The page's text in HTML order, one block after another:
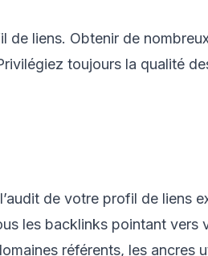
liens. Obtenir de nombreux
toujours la qualité
de votre profil de liens
les backlinks pointant vers
référents, les ancres